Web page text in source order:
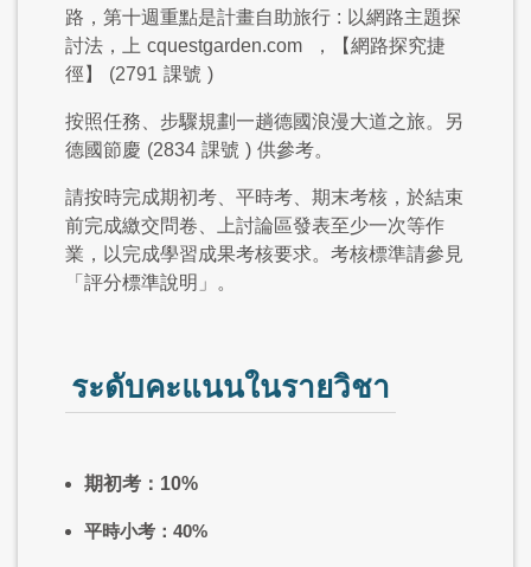
路，第十週重點是計畫自助旅行 : 以網路主題探
討法，上 cquestgarden.com
，【網路探究捷
徑】
(2791 課號 )
按照任務、步驟規劃一趟德國浪漫大道之旅。另
德國節慶 (2834 課號 ) 供參考。
請按時完成期初考、平時考、期末考核，於結束
前完成繳交問卷、上討論區發表至少一次等作
業，以完成學習成果考核要求。考核標準請參見
「評分標準說明」。
ระดับคะแนนในรายวิชา
期初考：10%
平時小考：40%